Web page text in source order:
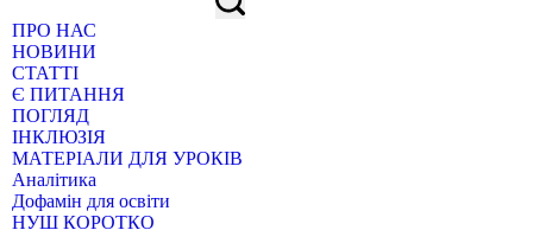
ПРО НАС
НОВИНИ
СТАТТІ
Є ПИТАННЯ
ПОГЛЯД
ІНКЛЮЗІЯ
МАТЕРІАЛИ ДЛЯ УРОКІВ
Аналітика
Дофамін для освіти
НУШ КОРОТКО